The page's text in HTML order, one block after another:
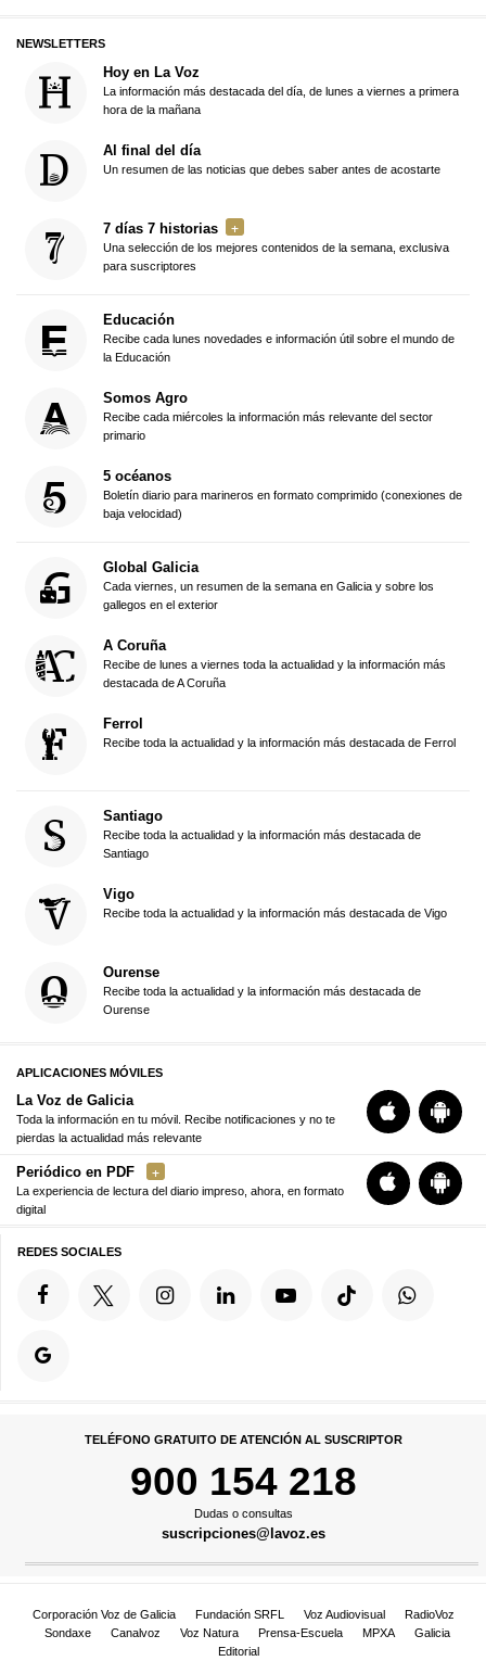
NEWSLETTERS
Hoy en La Voz
La información más destacada del día, de lunes a viernes a primera
hora de la mañana
Al final del día
Un resumen de las noticias que debes saber antes de acostarte
7 días 7 historias
Una selección de los mejores contenidos de la semana, exclusiva
para suscriptores
Educación
Recibe cada lunes novedades e información útil sobre el mundo de
la Educación
Somos Agro
Recibe cada miércoles la información más relevante del sector
primario
5 océanos
Boletín diario para marineros en formato comprimido (conexiones de
baja velocidad)
Global Galicia
Cada viernes, un resumen de la semana en Galicia y sobre los
gallegos en el exterior
A Coruña
Recibe de lunes a viernes toda la actualidad y la información más
destacada de A Coruña
Ferrol
Recibe toda la actualidad y la información más destacada de Ferrol
Santiago
Recibe toda la actualidad y la información más destacada de
Santiago
Vigo
Recibe toda la actualidad y la información más destacada de Vigo
Ourense
Recibe toda la actualidad y la información más destacada de
Ourense
APLICACIONES MÓVILES
La Voz de Galicia
Toda la información en tu móvil. Recibe notificaciones y no te
pierdas la actualidad más relevante
Periódico en PDF
La experiencia de lectura del diario impreso, ahora, en formato
digital
REDES SOCIALES
TELÉFONO GRATUITO DE ATENCIÓN AL SUSCRIPTOR
900 154 218
Dudas o consultas
suscripciones@lavoz.es
Corporación Voz de Galicia Fundación SRFL Voz Audiovisual
RadioVoz
Sondaxe
Canalvoz Voz Natura Prensa-Escuela MPXA
Galicia
Editorial